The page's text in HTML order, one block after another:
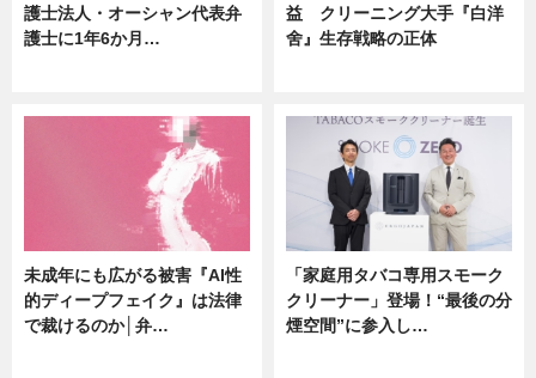
護士法人・オーシャン代表弁
護士に1年6か月…
益 クリーニング大手『白洋
舍』生存戦略の正体
未成年にも広がる被害『AI性
的ディープフェイク』は法律
で裁けるのか│弁…
「家庭用タバコ専用スモーク
クリーナー」登場！“最後の分
煙空間”に参入し…